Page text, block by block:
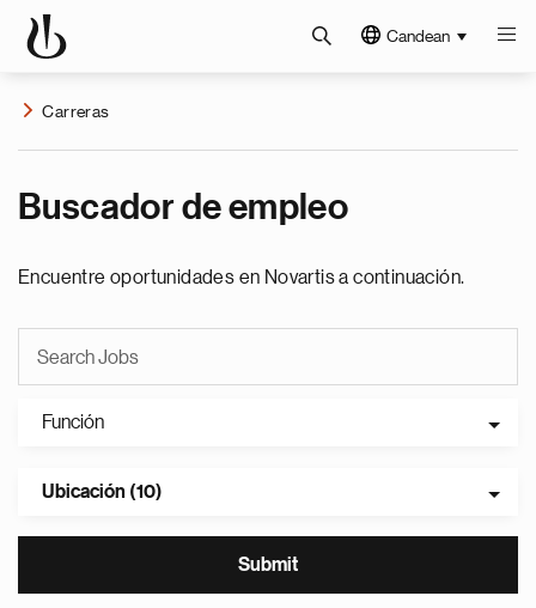
Candean
Carreras
Buscador de empleo
Encuentre oportunidades en Novartis a continuación.
Función
Ubicación (10)